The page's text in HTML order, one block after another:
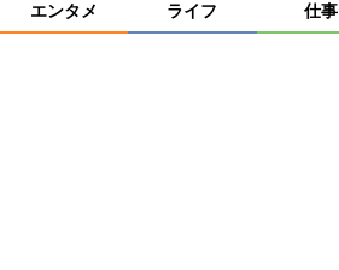
エンタメ ライフ 仕事